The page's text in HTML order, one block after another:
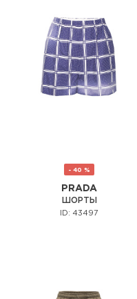
- 40 %
PRADA
ШОРТЫ
ID: 43497